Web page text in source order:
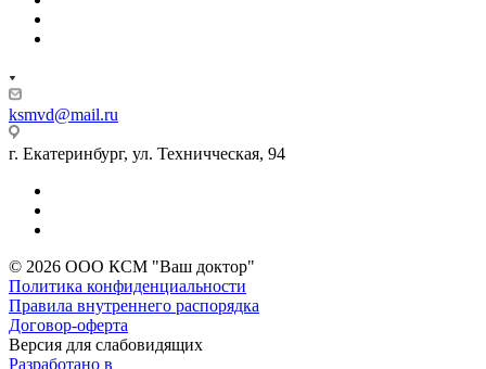
ksmvd@mail.ru
г. Екатеринбург, ул. Техничческая, 94
© 2026 ООО КСМ "Ваш доктор"
Политика конфиденциальности
Правила внутреннего распорядка
Договор-оферта
Версия для слабовидящих
Разработано в